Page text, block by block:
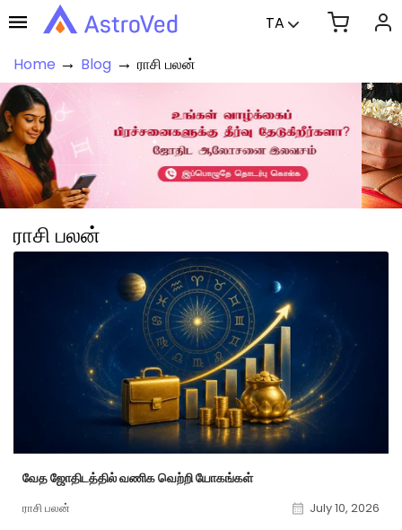
TA
Home → Blog → ராசி பலன்
ராசி பலன்
வேத ஜோதிடத்தில் வணிக வெற்றி யோகங்கள்
ராசி பலன் July 10, 2026